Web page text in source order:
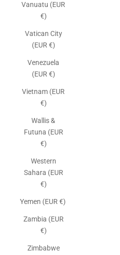
Vanuatu (EUR
€)
Vatican City
(EUR €)
Venezuela
(EUR €)
Vietnam (EUR
€)
Wallis &
Futuna (EUR
€)
Western
Sahara (EUR
€)
Yemen (EUR €)
Zambia (EUR
€)
Zimbabwe